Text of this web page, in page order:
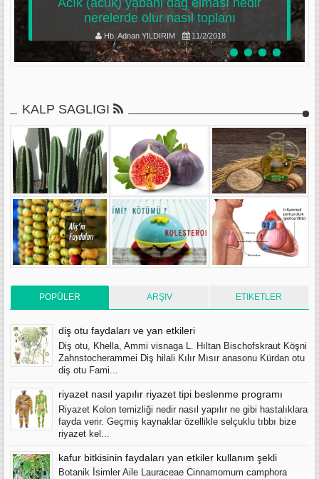
Acık (acuk) yabani dağ elması nedir
nerelerde olur nasıl toplanı
Hb. Adnan YILDIRIM 11/2/2018
KALP SAGLIGI
POPÜLER ARŞIV ETIKETLER
diş otu faydaları ve yan etkileri
Diş otu, Khella, Ammi visnaga L. Hıltan Bischofskraut Köşni
Zahnstocherammei Diş hilali Kılır Mısır anasonu Kürdan otu
diş otu Fami...
riyazet nasıl yapılır riyazet tipi beslenme programı
Riyazet Kolon temizliği nedir nasıl yapılır ne gibi hastalıklara
fayda verir. Geçmiş kaynaklar özellikle selçuklu tıbbı bize
riyazet kel...
kafur bitkisinin faydaları yan etkiler kullanım şekli
Botanik İsimler Aile Lauraceae Cinnamomum camphora